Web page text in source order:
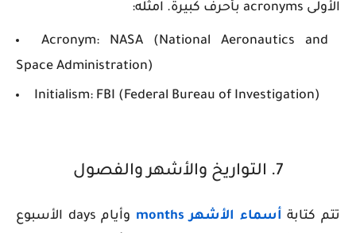
الأولى acronyms بأحرف كبيرة. امثله:
Acronym: NASA (National Aeronautics and
Space Administration)
Initialism: FBI (Federal Bureau of Investigation)
7. التواريخ والأشهر والفصول
تتم كتابة أسماء الأشهر months
وأيام days الأسبوع